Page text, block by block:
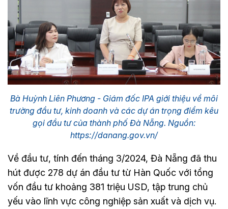
Bà Huỳnh Liên Phương - Giám đốc IPA giới thiệu về môi
trường đầu tư, kinh doanh và các dự án trọng điểm kêu
gọi đầu tư của thành phố Đà Nẵng. Nguồn:
https://danang.gov.vn/
Về đầu tư, tính đến tháng 3/2024, Đà Nẵng đã thu
hút được 278 dự án đầu tư từ Hàn Quốc với tổng
vốn đầu tư khoảng 381 triệu USD, tập trung chủ
yếu vào lĩnh vực công nghiệp sản xuất và dịch vụ.